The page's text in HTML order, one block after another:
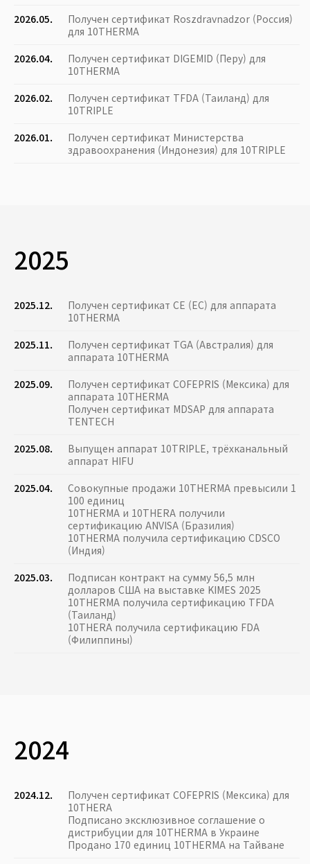
2026.05.
Получен сертификат Roszdravnadzor (Россия)
для 10THERMA
2026.04.
Получен сертификат DIGEMID (Перу) для
10THERMA
2026.02.
Получен сертификат TFDA (Таиланд) для
10TRIPLE
2026.01.
Получен сертификат Министерства
здравоохранения (Индонезия) для 10TRIPLE
2025
2025.12.
Получен сертификат CE (ЕС) для аппарата
10THERMA
2025.11.
Получен сертификат TGA (Австралия) для
аппарата 10THERMA
2025.09.
Получен сертификат COFEPRIS (Мексика) для
аппарата 10THERMA
Получен сертификат MDSAP для аппарата
TENTECH
2025.08.
Выпущен аппарат 10TRIPLE, трёхканальный
аппарат HIFU
2025.04.
Совокупные продажи 10THERMA превысили 1
100 единиц
10THERMA и 10THERA получили
сертификацию ANVISA (Бразилия)
10THERMA получила сертификацию CDSCO
(Индия)
2025.03.
Подписан контракт на сумму 56,5 млн
долларов США на выставке KIMES 2025
10THERMA получила сертификацию TFDA
(Таиланд)
10THERA получила сертификацию FDA
(Филиппины)
2024
2024.12.
Получен сертификат COFEPRIS (Мексика) для
10THERA
Подписано эксклюзивное соглашение о
дистрибуции для 10THERMA в Украине
Продано 170 единиц 10THERMA на Тайване